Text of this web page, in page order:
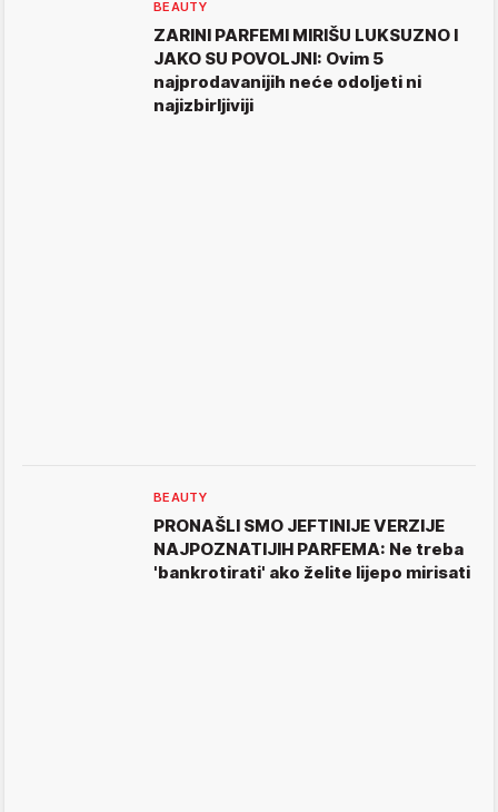
BEAUTY
ZARINI PARFEMI MIRIŠU LUKSUZNO I
JAKO SU POVOLJNI: Ovim 5
najprodavanijih neće odoljeti ni
najizbirljiviji
BEAUTY
PRONAŠLI SMO JEFTINIJE VERZIJE
NAJPOZNATIJIH PARFEMA: Ne treba
'bankrotirati' ako želite lijepo mirisati